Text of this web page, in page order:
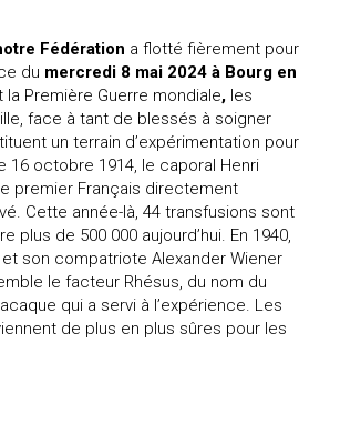
Fédération a flotté fièrement pour
du mercredi 8 mai 2024 à Bourg en
la Première Guerre mondiale, les
face à tant de blessés à soigner
un terrain d’expérimentation pour
16 octobre 1914, le caporal Henri
premier Français directement
Cette année-là, 44 transfusions sont
plus de 500 000 aujourd’hui. En 1940,
son compatriote Alexander Wiener
le facteur Rhésus, du nom du
qui a servi à l’expérience. Les
de plus en plus sûres pour les